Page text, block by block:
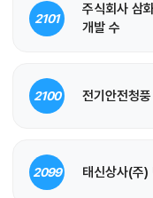
2101
주식회사 삼
개발 수
2100 전기안전청
2099 태신상사(주)